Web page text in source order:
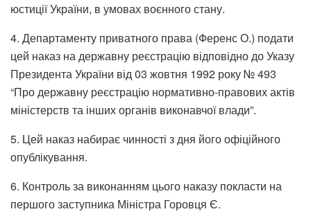
юстиції України, в умовах воєнного стану.
4. Департаменту приватного права (Ференс О.) подати
цей наказ на державну реєстрацію відповідно до Указу
Президента України від 03 жовтня 1992 року № 493
“Про державну реєстрацію нормативно-правових актів
міністерств та інших органів виконавчої влади”.
5. Цей наказ набирає чинності з дня його офіційного
опублікування.
6. Контроль за виконанням цього наказу покласти на
першого заступника Міністра Горовця Є.